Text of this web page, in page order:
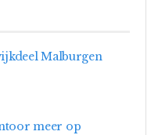
Malburgen
meer op